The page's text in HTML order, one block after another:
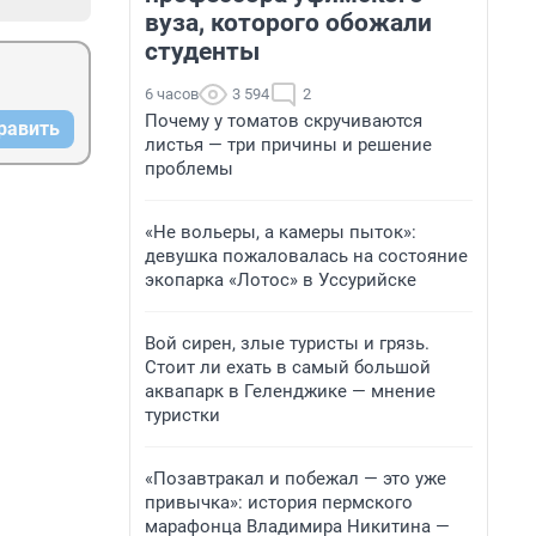
вуза, которого обожали
студенты
6 часов 3 594 2
Почему у томатов скручиваются
листья — три причины и решение
проблемы
«Не вольеры, а камеры пыток»:
девушка пожаловалась на состояние
экопарка «Лотос» в Уссурийске
Вой сирен, злые туристы и грязь.
Стоит ли ехать в самый большой
аквапарк в Геленджике — мнение
туристки
«Позавтракал и побежал — это уже
привычка»: история пермского
марафонца Владимира Никитина —